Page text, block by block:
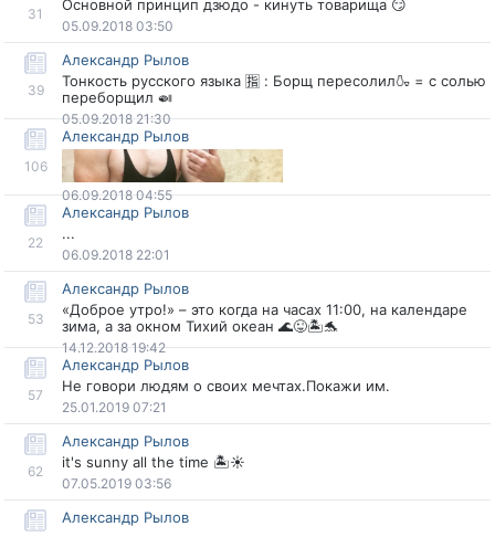
31
Основной принцип дзюдо - кинуть товарища 😏
05.09.2018 03:50
39
Александр Рыло
Тонкость русского языка 🈯️ : Борщ пересолил🍶 = с солью
переборщил 🍛
05.09.2018 21:30
106
Александр Рыло
06.09.2018 04:55
22
Александр Рыло
...
06.09.2018 22:01
53
Александр Рыло
«Доброе утро!» – это когда на часах 11:00, на календаре
зима, а за окном Тихий океан 🌊😜🏝🐬
14.12.2018 19:42
57
Александр Рыло
Не говори людям о своих мечтах.Покажи им.
25.01.2019 07:21
62
Александр Рыло
it's sunny all the time 🏝☀️
07.05.2019 03:56
Александр Рыло